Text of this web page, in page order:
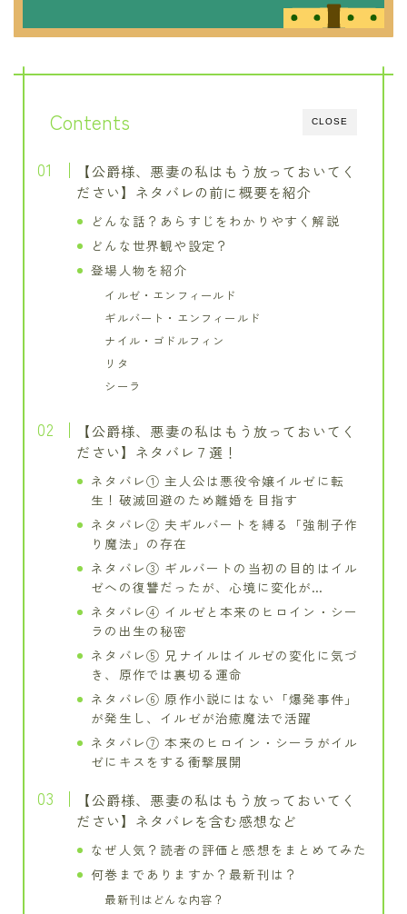
CLOSE
Contents
【公爵様、悪妻の私はもう放っておいてく
ださい】ネタバレの前に概要を紹介
どんな話？あらすじをわかりやすく解説
どんな世界観や設定？
登場人物を紹介
イルゼ・エンフィールド
ギルバート・エンフィールド
ナイル・ゴドルフィン
リタ
シーラ
【公爵様、悪妻の私はもう放っておいてく
ださい】ネタバレ７選！
ネタバレ① 主人公は悪役令嬢イルゼに転
生！破滅回避のため離婚を目指す
ネタバレ② 夫ギルバートを縛る「強制子作
り魔法」の存在
ネタバレ③ ギルバートの当初の目的はイル
ゼへの復讐だったが、心境に変化が…
ネタバレ④ イルゼと本来のヒロイン・シー
ラの出生の秘密
ネタバレ⑤ 兄ナイルはイルゼの変化に気づ
き、原作では裏切る運命
ネタバレ⑥ 原作小説にはない「爆発事件」
が発生し、イルゼが治癒魔法で活躍
ネタバレ⑦ 本来のヒロイン・シーラがイル
ゼにキスをする衝撃展開
【公爵様、悪妻の私はもう放っておいてく
ださい】ネタバレを含む感想など
なぜ人気？読者の評価と感想をまとめてみた
何巻までありますか？最新刊は？
最新刊はどんな内容？